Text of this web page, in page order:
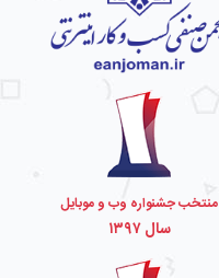
منتخب جشنواره وب و موبایل
سال ۱۳۹۷